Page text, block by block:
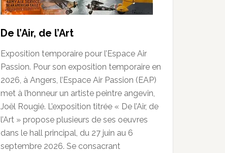
De l’Air, de l’Art
Exposition temporaire pour l’Espace Air
Passion. Pour son exposition temporaire en
2026, à Angers, l’Espace Air Passion (EAP)
met à l’honneur un artiste peintre angevin,
Joël Rougié. L’exposition titrée « De l’Air, de
l’Art » propose plusieurs de ses oeuvres
dans le hall principal, du 27 juin au 6
septembre 2026. Se consacrant